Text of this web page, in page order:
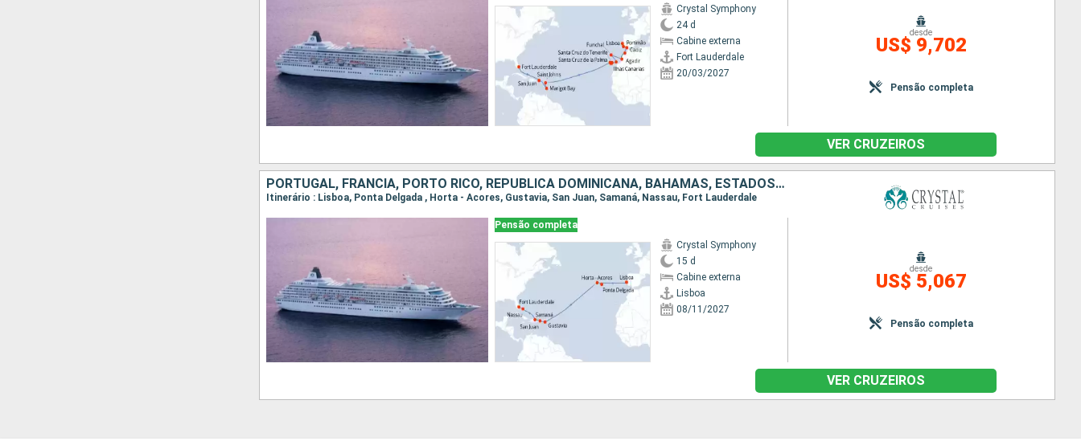
Crystal Symphony
24 d
Cabine externa
Fort Lauderdale
20/03/2027
desde
US$ 9,702
Pensão completa
VER CRUZEIROS
PORTUGAL, FRANCIA, PORTO RICO, REPUBLICA DOMINICANA, BAHAMAS, ESTADOS UNIDOS
Itinerário : Lisboa, Ponta Delgada , Horta - Acores, Gustavia, San Juan, Samaná, Nassau, Fort Lauderdale
Pensão completa
Crystal Symphony
15 d
Cabine externa
Lisboa
08/11/2027
desde
US$ 5,067
Pensão completa
VER CRUZEIROS